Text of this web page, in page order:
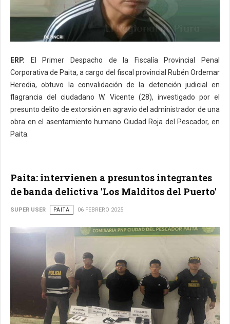
ERP. El Primer Despacho de la Fiscalía Provincial Penal
Corporativa de Paita, a cargo del fiscal provincial Rubén Ordemar
Heredia, obtuvo la convalidación de la detención judicial en
flagrancia del ciudadano W. Vicente (28), investigado por el
presunto delito de extorsión en agravio del administrador de una
obra en el asentamiento humano Ciudad Roja del Pescador, en
Paita.
Paita: intervienen a presuntos integrantes
de banda delictiva 'Los Malditos del Puerto'
SUPER USER PAITA 06 FEBRERO 2025